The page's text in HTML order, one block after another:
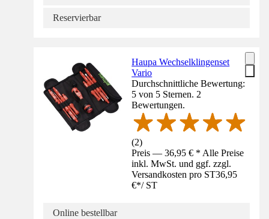
Reservierbar
Haupa Wechselklingenset
Vario
Durchschnittliche Bewertung:
5 von 5 Sternen. 2
Bewertungen.
(2)
Preis — 36,95 € * Alle Preise
inkl. MwSt. und ggf. zzgl.
Versandkosten pro ST36,95
€*/ ST
Online bestellbar